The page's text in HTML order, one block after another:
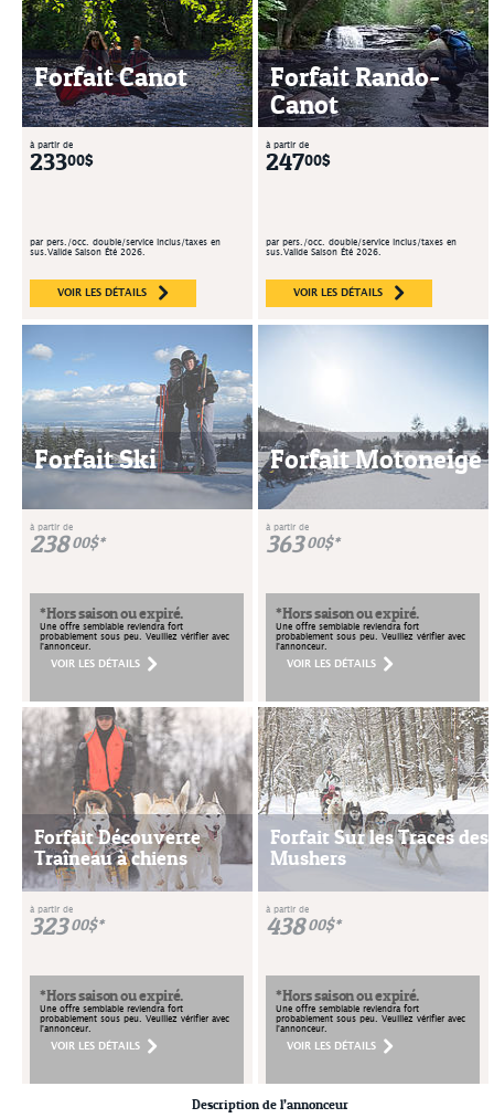
Forfait Canot
à partir de
23300$
par pers./occ. double/service inclus/taxes en
sus.Valide Saison Été 2026.
VOIR LES DÉTAILS
Forfait Rando-
Canot
à partir de
24700$
par pers./occ. double/service inclus/taxes en
sus.Valide Saison Été 2026.
VOIR LES DÉTAILS
Forfait Ski
à partir de
238 00$*
*Hors saison ou expiré.
Une offre semblable reviendra fort
probablement sous peu. Veuillez vérifier avec
l'annonceur.
VOIR LES DÉTAILS
Forfait Motoneige
à partir de
363 00$*
*Hors saison ou expiré.
Une offre semblable reviendra fort
probablement sous peu. Veuillez vérifier avec
l'annonceur.
VOIR LES DÉTAILS
Forfait Découverte
Traîneau à chiens
à partir de
323 00$*
*Hors saison ou expiré.
Une offre semblable reviendra fort
probablement sous peu. Veuillez vérifier avec
l'annonceur.
VOIR LES DÉTAILS
Forfait Sur les Traces des
Mushers
à partir de
438 00$*
*Hors saison ou expiré.
Une offre semblable reviendra fort
probablement sous peu. Veuillez vérifier avec
l'annonceur.
VOIR LES DÉTAILS
Description de l’annonceur